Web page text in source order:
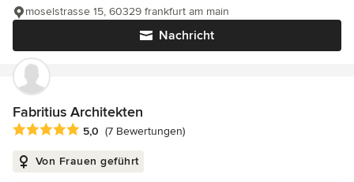
Nachricht
moselstrasse 15, 60329 frankfurt am main
Fabritius Architekten
Durchschnittliche Bewertung: 5 von 5 Sternen
5,0 (7 Bewertungen)
Von Frauen geführt